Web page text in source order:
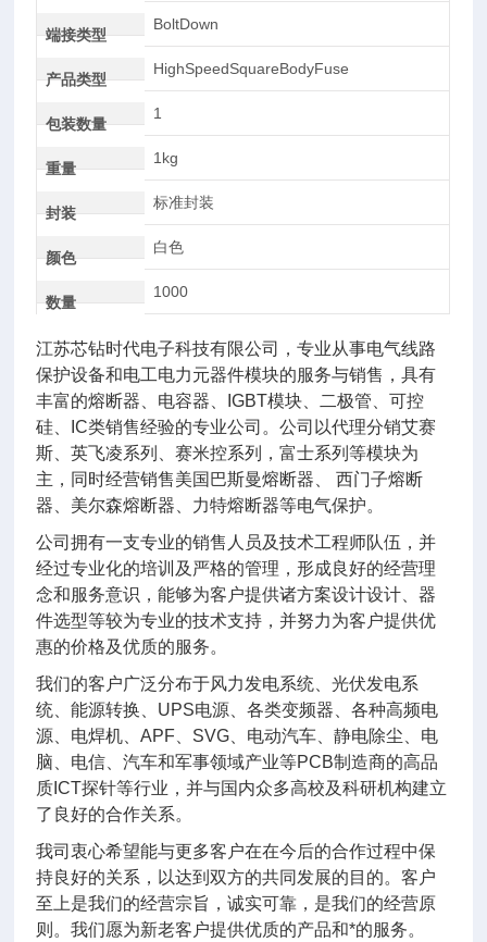
端接类型
BoltDown
产品类型
HighSpeedSquareBodyFuse
包装数量
1
重量
1kg
封装
标准封装
颜色
白色
数量
1000
江苏芯钻时代电子科技有限公司，专业从事电气线路
保护设备和电工电力元器件模块的服务与销售，具有
丰富的熔断器、电容器、IGBT模块、二极管、可控
硅、IC类销售经验的专业公司。公司以代理分销艾赛
斯、英飞凌系列、赛米控系列，富士系列等模块为
主，同时经营销售美国巴斯曼熔断器、 西门子熔断
器、美尔森熔断器、力特熔断器等电气保护。
公司拥有一支专业的销售人员及技术工程师队伍，并
经过专业化的培训及严格的管理，形成良好的经营理
念和服务意识，能够为客户提供诸方案设计设计、器
件选型等较为专业的技术支持，并努力为客户提供优
惠的价格及优质的服务。
我们的客户广泛分布于风力发电系统、光伏发电系
统、能源转换、UPS电源、各类变频器、各种高频电
源、电焊机、APF、SVG、电动汽车、静电除尘、电
脑、电信、汽车和军事领域产业等PCB制造商的高品
质ICT探针等行业，并与国内众多高校及科研机构建立
了良好的合作关系。
我司衷心希望能与更多客户在在今后的合作过程中保
持良好的关系，以达到双方的共同发展的目的。客户
至上是我们的经营宗旨，诚实可靠，是我们的经营原
则。我们愿为新老客户提供优质的产品和*的服务。